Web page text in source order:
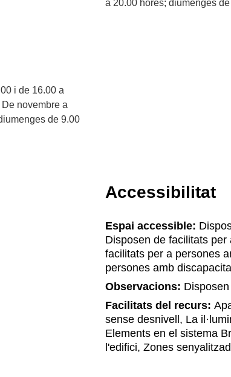
a 20.00 hores; diumenges
i de 16.00 a
novembre a
de 9.00
Accessibilitat
Espai accessible:
Disposen de facilitats
facilitats per a persones
persones amb
Observacions:
Facilitats del recurs:
sense desnivell, La
Elements en el sistema
l'edifici, Zones